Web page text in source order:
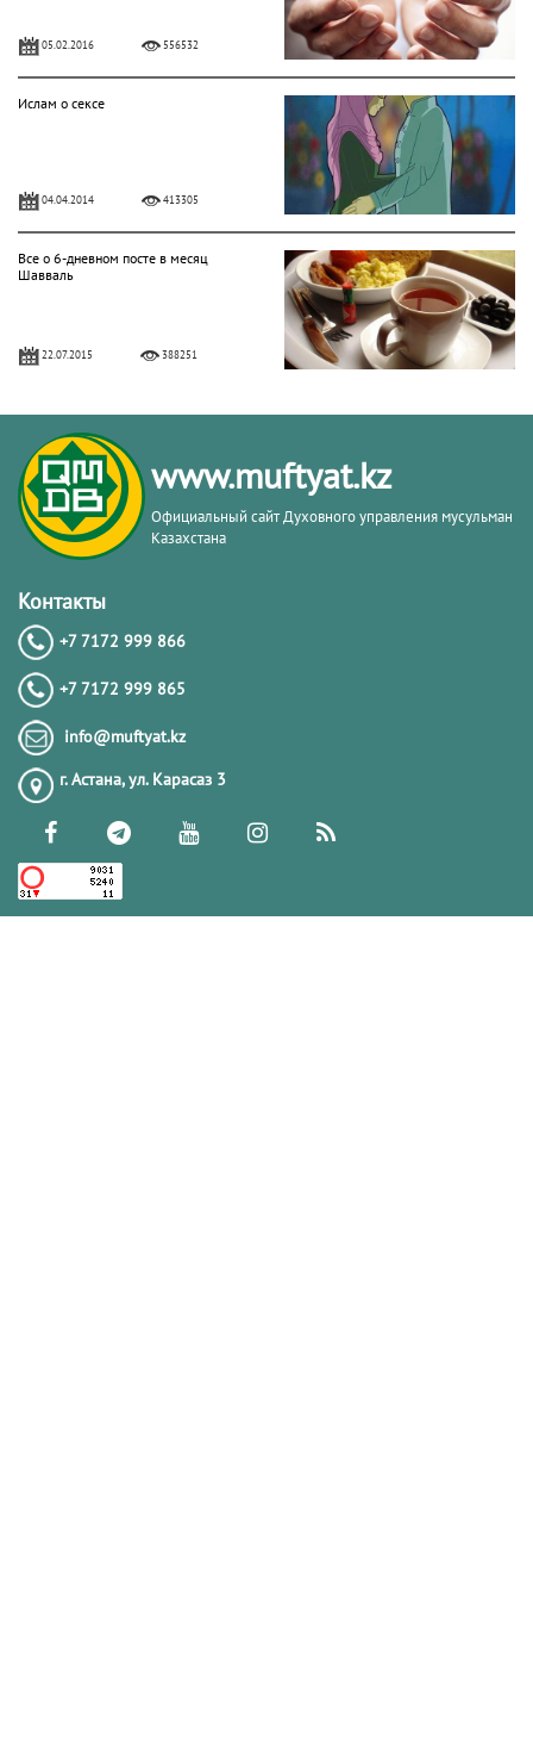
05.02.2016 556532
Ислам о сексе
04.04.2014 413305
Все о 6-дневном посте в месяц
Шавваль
22.07.2015 388251
Рецепты и рекомендации по
применению масла и семян черного
тмина
05.10.2014 338079
29.07.2014
Женский фикх полного омовения по
мазхабу имама Абу Ханифы
(хайд,нифас и истихада)
20.03.2014 231228
Что делать постящемуся, если он
проспал на сухур?
www.muftyat.kz
Официальный сайт Духовного управления мусульман
Казахстана
Контакты
+7 7172 999 866
+7 7172 999 865
info@muftyat.kz
г. Астана, ул. Карасаз 3